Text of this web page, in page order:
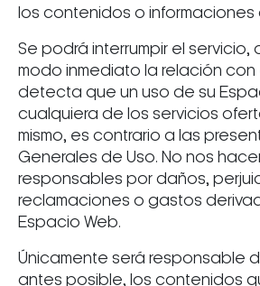
los contenidos o informaciones
Se podrá interrumpir el servicio,
modo inmediato la relación con
detecta que un uso de su
cualquiera de los servicios
mismo, es contrario a las
Generales de Uso. No nos
responsables por daños,
reclamaciones o gastos
Espacio Web.
Únicamente será responsable
antes posible, los contenidos